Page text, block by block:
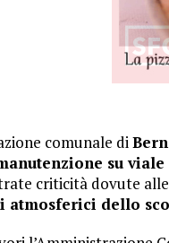
comunale di
su
criticità dovute
atmosferici dello